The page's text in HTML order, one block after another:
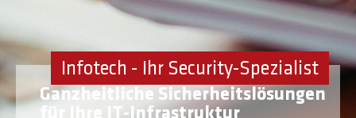
Infotech - Ihr Security-Spezialist
Ganzheitliche Sicherheitslösungen
für Ihre IT-Infrastruktur